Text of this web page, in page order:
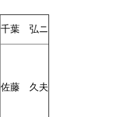
千葉 弘ニ
佐藤 久夫